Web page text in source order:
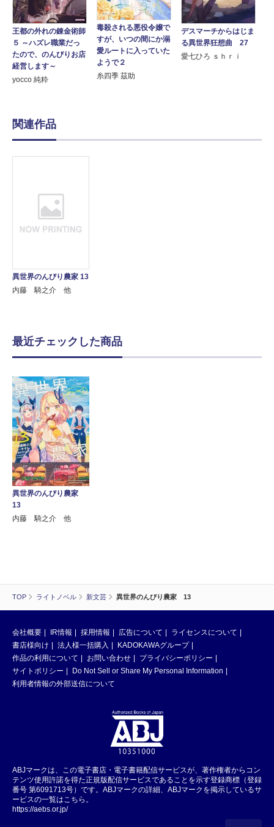
TOP ライトノベル 新文芸 異世界のんびり農家 13
王都の外れの錬金術師
５ ～ハズレ職業だっ
たので、のんびりお店
経営します～
yocco 純粋
毒殺される悪役令嬢で
すが、いつの間にか溺
愛ルートに入っていた
ようで２
糸四季 茲助
デスマーチからはじま
る異世界狂想曲 27
愛七ひろ ｓｈｒｉ
関連作品
異世界のんびり農家 13
内藤 騎之介 他
最近チェックした商品
異世界のんびり農家
13
内藤 騎之介 他
会社概要 IR情報 採用情報 広告について
ライセンスについて
書店様向け
法人様一括購入
KADOKAWAグループ
作品の利用について
お問い合わせ
プライバシーポリシー
サイトポリシー
Do Not Sell or Share My Personal Information
利用者情報の外部送信について
ABJマークは、この電子書店・電子書籍配信サービスが、著作権者からコン
テンツ使用許諾を得た正規版配信サービスであることを示す登録商標（登録
番号 第6091713号）です。ABJマークの詳細、ABJマークを掲示しているサ
ービスの一覧はこちら。
https://aebs.or.jp/